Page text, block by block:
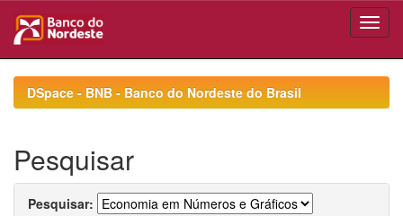
navigationDSpace - BNB - Banco do Nordeste do Brasil
Pesquisar
Pesquisar: